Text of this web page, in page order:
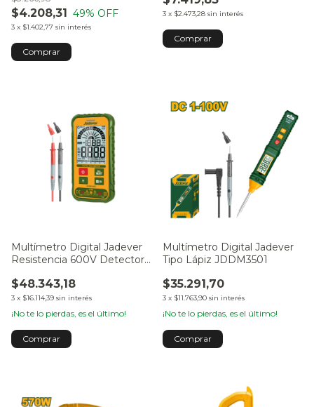
$4.208,31 49% OFF
3 x $1.402,77 sin interés
3 x $2.473,28 sin interés
Multímetro Digital Jadever
Resistencia 600V Detector
$48.343,18
3 x $16.114,39 sin interés
¡No te lo pierdas, es el último!
Multímetro Digital Jadever
Tipo Lápiz JDDM3501
$35.291,70
3 x $11.763,90 sin interés
¡No te lo pierdas, es el último!